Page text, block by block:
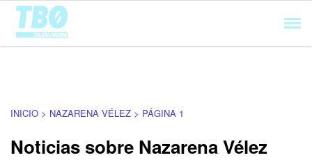
Cargando...
INICIO > NAZARENA VÉLEZ > PÁGINA 1
Noticias sobre Nazarena Vélez